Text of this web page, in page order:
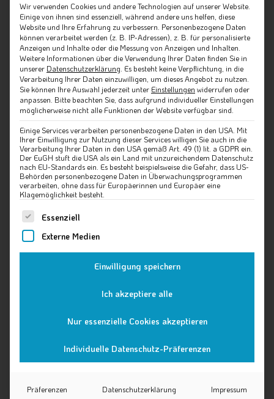
Wir verwenden Cookies und andere Technologien auf unserer Website.
Einige von ihnen sind essenziell, während andere uns helfen, diese
Website und Ihre Erfahrung zu verbessern. Personenbezogene Daten
können verarbeitet werden (z. B. IP-Adressen), z. B. für personalisierte
Anzeigen und Inhalte oder die Messung von Anzeigen und Inhalten.
Weitere Informationen über die Verwendung Ihrer Daten finden Sie in
unserer Datenschutzerklärung Es besteht keine Verpflichtung, in die
Verarbeitung Ihrer Daten einzuwilligen, um dieses Angebot zu nutzen.
Sie können Ihre Auswahl jederzeit unter Einstellungen widerrufen oder
anpassen. Bitte beachten Sie, dass aufgrund individueller Einstellungen
möglicherweise nicht alle Funktionen der Website verfügbar sind.
Einige Services verarbeiten personenbezogene Daten in den USA. Mit
Ihrer Einwilligung zur Nutzung dieser Services willigen Sie auch in die
Verarbeitung Ihrer Daten in den USA gemäß Art. 49 (1) lit. a GDPR ein.
Der EuGH stuft die USA als ein Land mit unzureichendem Datenschutz
nach EU-Standards ein. Es besteht beispielsweise die Gefahr, dass US-
Behörden personenbezogene Daten in Überwachungsprogrammen
verarbeiten, ohne dass für Europäerinnen und Europäer eine
Klagemöglichkeit besteht.
Es folgt eine Liste der Service-Gruppen, für die eine
Essenziell
Externe Medien
Einwilligung speichern
Ich akzeptiere alle
Nur essenzielle Cookies akzeptieren
Individuelle Datenschutz-Präferenzen
Präferenzen Datenschutzerklärung Impressum